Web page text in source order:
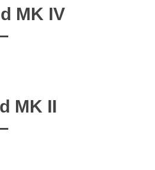
MK IV
MK II